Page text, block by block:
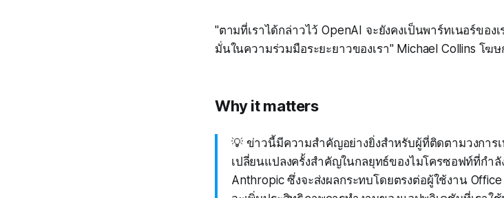
"ตามที่เราได้กล่าวไว้ OpenAI จะยังคงเป็นพาร์ทเนอร์ของ
มั่นในความร่วมมือระยะยาวของเรา" Michael Collins โ
Why it matters
💡 ข่าวนี้มีความสำคัญอย่างยิ่งสำหรับผู้ที่ติดตามวงการ
เปลี่ยนแปลงครั้งสำคัญในกลยุทธ์ของไมโครซอฟท์ที่กำ
Anthropic ซึ่งจะส่งผลกระทบโดยตรงต่อผู้ใช้งาน